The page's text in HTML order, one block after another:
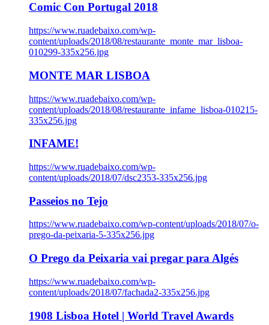
Comic Con Portugal 2018
https://www.ruadebaixo.com/wp-
content/uploads/2018/08/restaurante_monte_mar_lisboa-
010299-335x256.jpg
MONTE MAR LISBOA
https://www.ruadebaixo.com/wp-
content/uploads/2018/08/restaurante_infame_lisboa-010215-
335x256.jpg
INFAME!
https://www.ruadebaixo.com/wp-
content/uploads/2018/07/dsc2353-335x256.jpg
Passeios no Tejo
https://www.ruadebaixo.com/wp-content/uploads/2018/07/o-
prego-da-peixaria-5-335x256.jpg
O Prego da Peixaria vai pregar para Algés
https://www.ruadebaixo.com/wp-
content/uploads/2018/07/fachada2-335x256.jpg
1908 Lisboa Hotel | World Travel Awards